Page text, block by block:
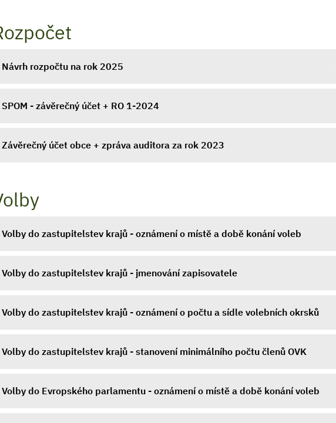
Návrh rozpočtu na rok 2025
SPOM - závěrečný účet + RO 1-2024
Závěrečný účet obce + zpráva auditora za rok 2023
Volby do zastupitelstev krajů - oznámení o místě a době konání voleb
Volby do zastupitelstev krajů - jmenování zapisovatele
Volby do zastupitelstev krajů - oznámení o počtu a sídle volebních okrsků
Volby do zastupitelstev krajů - stanovení minimálního počtu členů OVK
Volby do Evropského parlamentu - oznámení o místě a době konání voleb